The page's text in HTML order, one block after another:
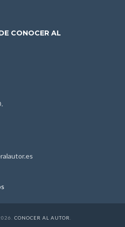
CONOCER AL
CONOCER AL AUTOR